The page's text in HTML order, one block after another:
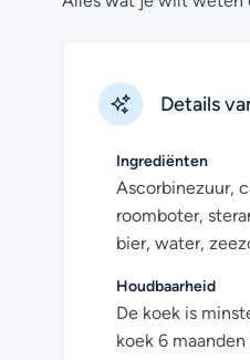
Details
Ingrediënten
Ascorbinezuur,
roomboter,
bier, water,
Houdbaarheid
De koek is
koek 6 maanden